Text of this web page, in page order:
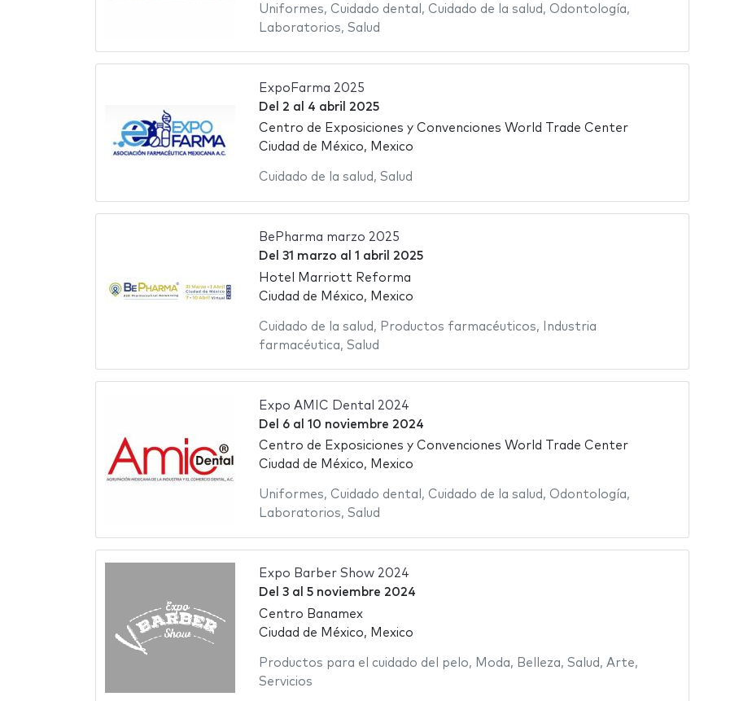
Uniformes, Cuidado dental , Cuidado de la salud , Odontología,
Laboratorios, Salud
ExpoFarma 2025
Del 2 al 4 abril 2025
Centro de Exposiciones y Convenciones World Trade Center
Ciudad de México, Mexico
Cuidado de la salud , Salud
BePharma marzo 2025
Del 31 marzo al 1 abril 2025
Hotel Marriott Reforma
Ciudad de México, Mexico
Cuidado de la salud , Productos farmacéuticos,
Industria
farmacéutica, Salud
Expo AMIC Dental 2024
Del 6al 10 noviembre 2024
Centro de Exposiciones y Convenciones World Trade Center
Ciudad de México, Mexico
Uniformes, Cuidado dental , Cuidado de la salud , Odontología,
Laboratorios, Salud
Expo Barber Show 2024
Del 3al 5 noviembre 2024
Centro Banamex
Ciudad de México, Mexico
Productos para el cuidado del pelo, Moda, Belleza, Salud , Arte,
Servicios